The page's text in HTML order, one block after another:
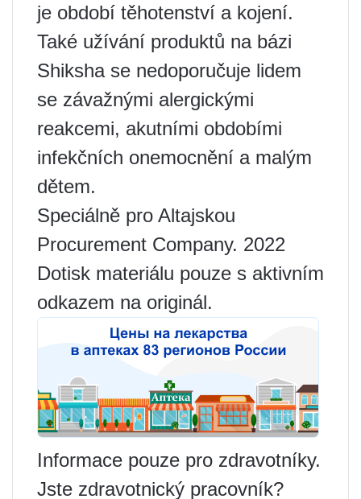
je období těhotenství a kojení.
Také užívání produktů na bázi
Shiksha se nedoporučuje lidem
se závažnými alergickými
reakcemi, akutními obdobími
infekčních onemocnění a malým
dětem.
Speciálně pro Altajskou
Procurement Company. 2022
Dotisk materiálu pouze s aktivním
odkazem na originál.
Informace pouze pro zdravotníky.
Jste zdravotnický pracovník?